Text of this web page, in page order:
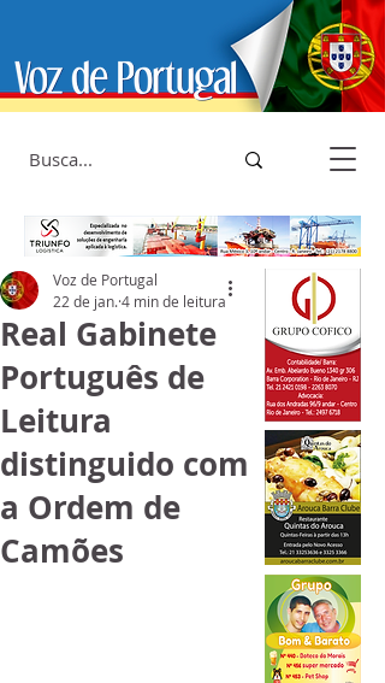
Real Gabinete
Português de
Leitura
distinguido com
a Ordem de
Camões
Voz de Portugal
22 de jan. 4 min de leitura